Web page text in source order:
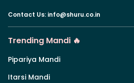
Contact Us: info@shuru.co.in
Trending Mandi 🔥
Pipariya Mandi
Itarsi Mandi